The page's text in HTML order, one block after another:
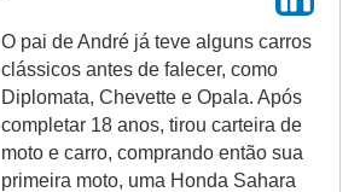
O pai de André já teve alguns carros
clássicos antes de falecer, como
Diplomata, Chevette e Opala. Após
completar 18 anos, tirou carteira de
moto e carro, comprando então sua
primeira moto, uma Honda Sahara